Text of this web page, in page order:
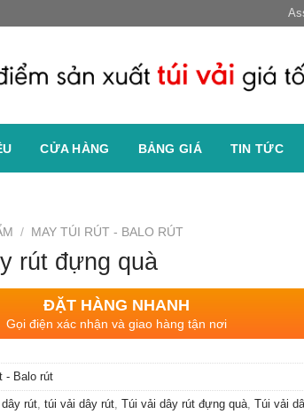
CỬA HÀNG BẢNG GIÁ TIN TỨC
/ MAY TÚI RÚT - BALO RÚT
rút đựng quà
ĐẶT HÀNG NHANH
Gọi điện xác nhận và giao hàng tận nơi
- Balo rút
rút,túi vải dây rút,Túi vải dây rút đựng quà,Túi vải